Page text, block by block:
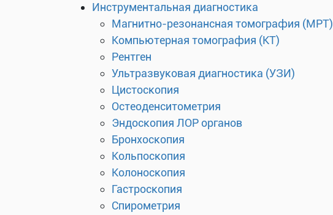
Инструментальная диагностика
Магнитно-резонансная томография (МРТ)
Компьютерная томография (КТ)
Рентген
Ультразвуковая диагностика (УЗИ)
Цистоскопия
Остеоденситометрия
Эндоскопия ЛОР органов
Бронхоскопия
Кольпоскопия
Колоноскопия
Гастроскопия
Спирометрия